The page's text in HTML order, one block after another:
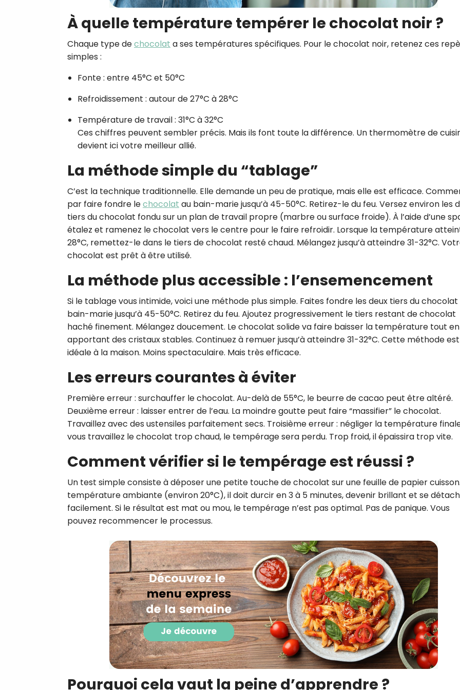
À quelle température tempérer le chocolat noir ?
Chaque type dechocolat a ses températures spécifiques. Pour le chocolat noir, retenez ces
simples :
Fonte : entre 45°C et 50°C
Refroidissement : autour de 27°C à 28°C
Température de travail : 31°C à 32°C
Ces chiffres peuvent sembler précis. Mais ils font toute la différence. Un thermomètre de
devient ici votre meilleur allié.
La méthode simple du “tablage”
C’est la technique traditionnelle. Elle demande un peu de pratique, mais elle est efficace.
par faire fondre lechocolat au bain-marie jusqu’à 45-50°C. Retirez-le du feu. Versez environ les
tiers du chocolat fondu sur un plan de travail propre (marbre ou surface froide). À l’aide d’une
étalez et ramenez le chocolat vers le centre pour le faire refroidir. Lorsque la température
28°C, remettez-le dans le tiers de chocolat resté chaud. Mélangez jusqu’à atteindre 31-32°C.
chocolat est prêt à être utilisé.
La méthode plus accessible : l’ensemencement
Si le tablage vous intimide, voici une méthode plus simple. Faites fondre les deux tiers du chocolat
bain-marie jusqu’à 45-50°C. Retirez du feu. Ajoutez progressivement le tiers restant de chocolat
haché finement. Mélangez doucement. Le chocolat solide va faire baisser la température tout en
apportant des cristaux stables. Continuez à remuer jusqu’à atteindre 31-32°C. Cette méthode est
idéale à la maison. Moins spectaculaire. Mais très efficace.
Les erreurs courantes à éviter
Première erreur : surchauffer le chocolat. Au-delà de 55°C, le beurre de cacao peut être altéré.
Deuxième erreur : laisser entrer de l’eau. La moindre goutte peut faire “massifier” le chocolat.
Travaillez avec des ustensiles parfaitement secs. Troisième erreur : négliger la température
vous travaillez le chocolat trop chaud, le tempérage sera perdu. Trop froid, il épaissira trop vite.
Comment vérifier si le tempérage est réussi ?
Un test simple consiste à déposer une petite touche de chocolat sur une feuille de papier
température ambiante (environ 20°C), il doit durcir en 3 à 5 minutes, devenir brillant et se
facilement. Si le résultat est mat ou mou, le tempérage n’est pas optimal. Pas de panique. Vous
pouvez recommencer le processus.
Pourquoi cela vaut la peine d’apprendre ?